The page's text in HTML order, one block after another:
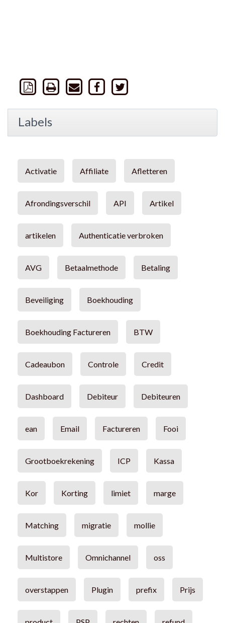
Labels
Activatie Affiliate Afletteren
Afrondingsverschil API Artikel
artikelen Authenticatie verbroken
AVG Betaalmethode Betaling
Beveiliging Boekhouding
Boekhouding Factureren BTW
Cadeaubon Controle Credit
Dashboard Debiteur Debiteuren
ean Email Factureren Fooi
Grootboekrekening ICP Kassa
Kor Korting limiet marge
Matching migratie mollie
Multistore Omnichannel oss
overstappen Plugin prefix Prijs